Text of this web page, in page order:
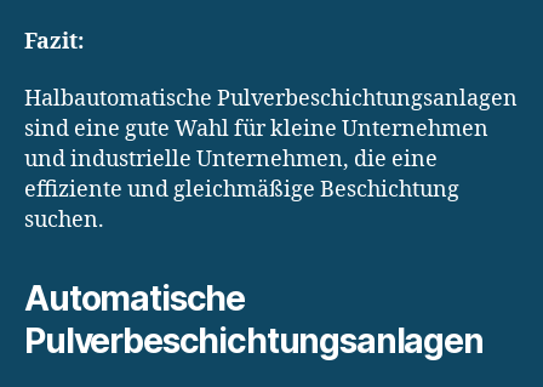
Fazit:
Halbautomatische Pulverbeschichtungsanlagen
sind eine gute Wahl für kleine Unternehmen
und industrielle Unternehmen, die eine
effiziente und gleichmäßige Beschichtung
suchen.
Automatische
Pulverbeschichtungsanlagen